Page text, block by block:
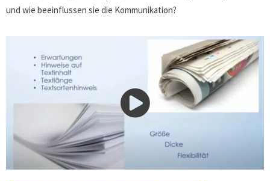
und wie beeinflussen sie die Kommunikation?